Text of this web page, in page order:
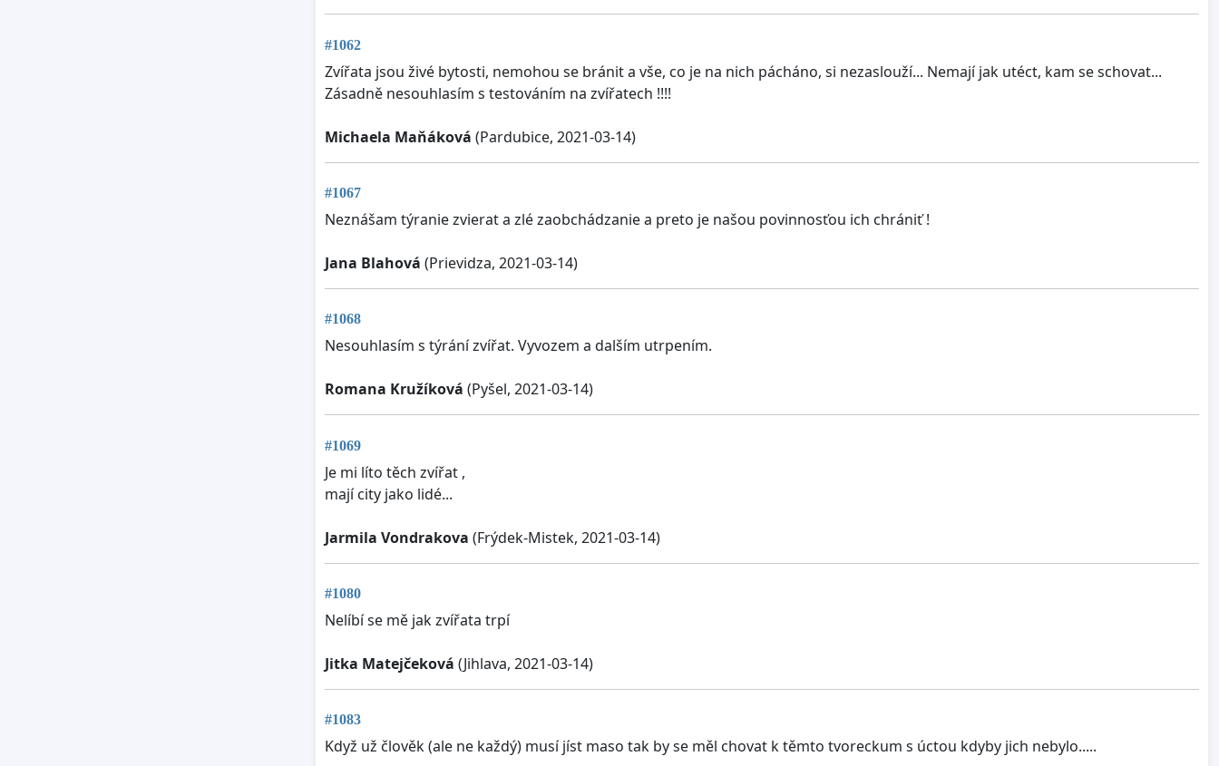
#1062
Zvířata jsou živé bytosti, nemohou se bránit a vše, co je na nich pácháno, si nezaslouží... Nemají jak utéct, kam se schovat...
Zásadně nesouhlasím s testováním na zvířatech !!!!
Michaela Maňáková (Pardubice, 2021-03-14)
#1067
Neznášam týranie zvierat a zlé zaobchádzanie a preto je našou povinnosťou ich chrániť !
Jana Blahová (Prievidza, 2021-03-14)
#1068
Nesouhlasím s týrání zvířat. Vyvozem a dalším utrpením.
Romana Kružíková (Pyšel, 2021-03-14)
#1069
Je mi líto těch zvířat ,
mají city jako lidé...
Jarmila Vondrakova (Frýdek-Mistek, 2021-03-14)
#1080
Nelíbí se mě jak zvířata trpí
Jitka Matejčeková (Jihlava, 2021-03-14)
#1083
Když už člověk (ale ne každý) musí jíst maso tak by se měl chovat k těmto tvoreckum s úctou kdyby jich nebylo.....